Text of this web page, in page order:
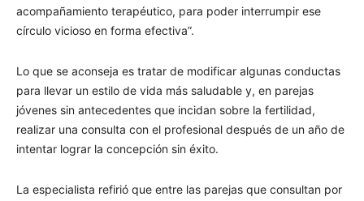
acompañamiento terapéutico, para poder interrumpir ese
círculo vicioso en forma efectiva”.
Lo que se aconseja es tratar de modificar algunas conductas
para llevar un estilo de vida más saludable y, en parejas
jóvenes sin antecedentes que incidan sobre la fertilidad,
realizar una consulta con el profesional después de un año de
intentar lograr la concepción sin éxito.
La especialista refirió que entre las parejas que consultan por